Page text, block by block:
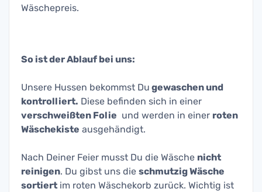
Wäschepreis.
So ist der Ablauf bei uns:
Unsere Hussen bekommst Du gewaschen und
kontrolliert. Diese befinden sich in einer
verschweißten Folie und werden in einer roten
Wäschekiste ausgehändigt.
Nach Deiner Feier musst Du die Wäsche nicht
reinigen. Du gibst uns die schmutzig Wäsche
sortiert im roten Wäschekorb zurück. Wichtig ist